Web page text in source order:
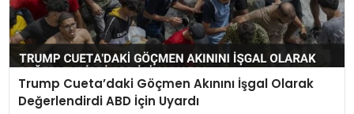
Trump Cueta’daki Göçmen Akınını İşgal Olarak
Değerlendirdi ABD İçin Uyardı